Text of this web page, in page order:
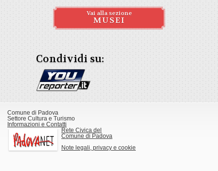
Vai alla sezione
MUSEI
Condividi su:
Comune di Padova
Settore Cultura e Turismo
Informazioni e Contatti
Rete Civica del
Comune di Padova
Note legali, privacy e cookie